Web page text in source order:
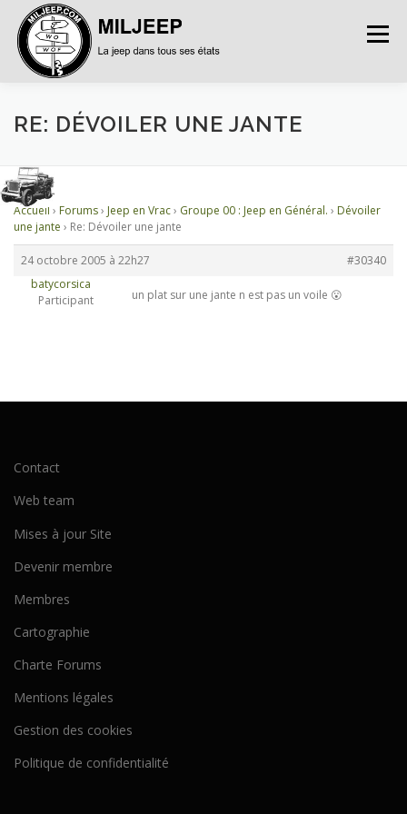
Menu
ACCUEIL ARTICLES PETITES ANNONCES
ALBUMS
DOCUMENTATIONS
RE: DÉVOILER UNE JANTE
Accueil › Forums› Jeep en Vrac› Groupe 00 : Jeep en Général. › Dévoiler
une jante › Re: Dévoiler une jante
24 octobre 2005 à 22h27
#30340
batycorsica
Participant
un plat sur une jante n est pas un voile 😮
Contact
Web team
Mises à jour Site
Devenir membre
Membres
Cartographie
Charte Forums
Mentions légales
Gestion des cookies
Politique de confidentialité